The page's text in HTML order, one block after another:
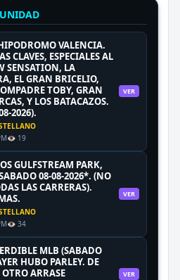
VALENCIA.
CLAVES, ESPECIALES AL
SENSATION, LA
EL GRAN BRICELIO,
TOBY, GRAN
Y LOS BATACAZOS.
2026).
👁️ 19
VER
GULFSTREAM PARK,
08-08-2026*. (NO
LAS CARRERAS).
👁️ 34
VER
MLB (SABADO
HUBO PARLEY. DE
ARRASE
VER